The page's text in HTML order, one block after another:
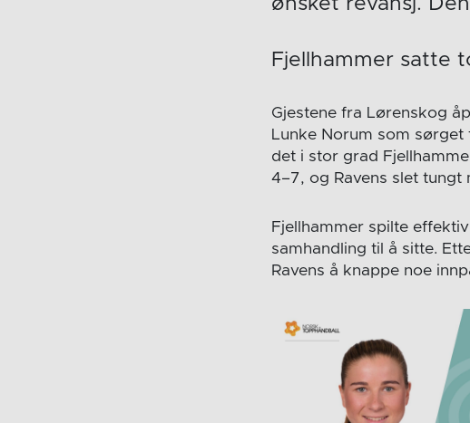
Fjellhammer satte
Gjestene fra Lørenskog
Lunke Norum som
det i stor grad
4–7, og Ravens slet tungt
Fjellhammer spilte
samhandling til å sitte.
Ravens å knappe noe